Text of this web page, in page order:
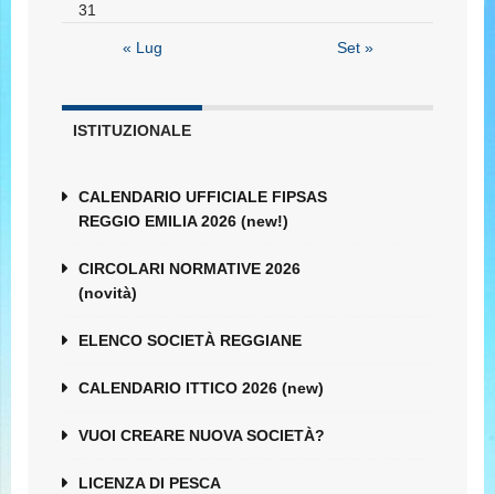
31
« Lug Set »
ISTITUZIONALE
CALENDARIO UFFICIALE FIPSAS
REGGIO EMILIA 2026 (new!)
CIRCOLARI NORMATIVE 2026
(novità)
ELENCO SOCIETÀ REGGIANE
CALENDARIO ITTICO 2026 (new)
VUOI CREARE NUOVA SOCIETÀ?
LICENZA DI PESCA